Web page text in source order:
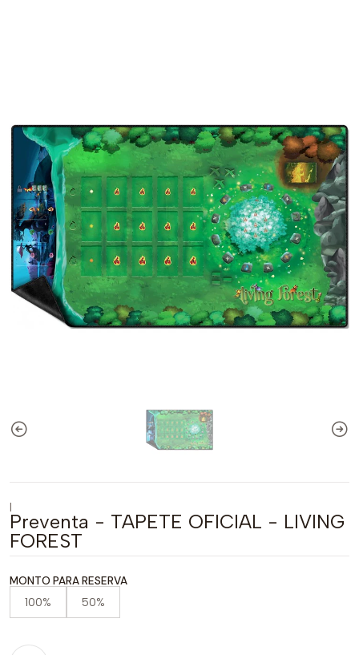
|
Preventa - TAPETE OFICIAL - LIVING
FOREST
MONTO PARA RESERVA
100% 50%